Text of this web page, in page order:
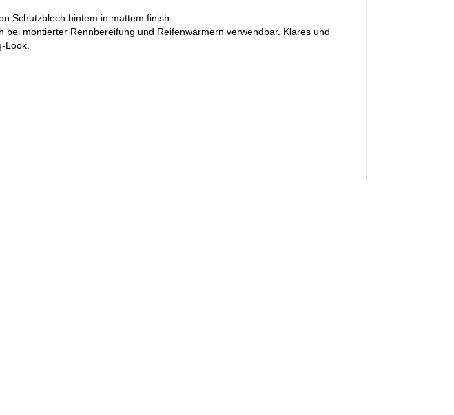
Schutzblech hintem in mattem finish
bei montierter Rennbereifung und Reifenwärmern verwendbar. Klares und
Look.